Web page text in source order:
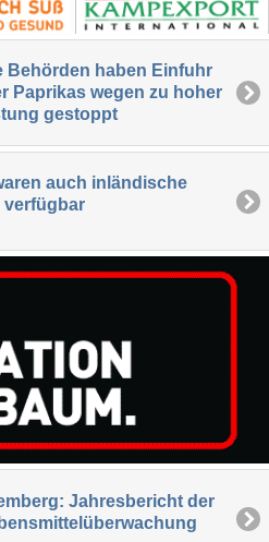
Behörden haben Einfuhr
Paprikas wegen zu hoher
gestoppt
auch inländische
verfügbar
Jahresbericht der